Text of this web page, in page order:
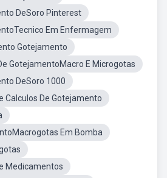
DeSoro Pinterest
Em Enfermagem
Gotejamento
GotejamentoMacro E Microgotas
DeSoro 1000
Calculos De Gotejamento
Em Bomba
Medicamentos